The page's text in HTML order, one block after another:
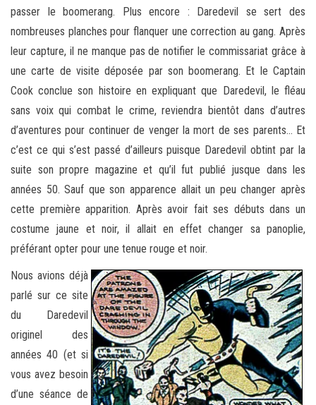
passer le boomerang. Plus encore : Daredevil se sert des
nombreuses planches pour flanquer une correction au gang. Après
leur capture, il ne manque pas de notifier le commissariat grâce à
une carte de visite déposée par son boomerang. Et le Captain
Cook conclue son histoire en expliquant que Daredevil, le fléau
sans voix qui combat le crime, reviendra bientôt dans d’autres
d’aventures pour continuer de venger la mort de ses parents… Et
c’est ce qui s’est passé d’ailleurs puisque Daredevil obtint par la
suite son propre magazine et qu’il fut publié jusque dans les
années 50. Sauf que son apparence allait un peu changer après
cette première apparition. Après avoir fait ses débuts dans un
costume jaune et noir, il allait en effet changer sa panoplie,
préférant opter pour une tenue rouge et noir.
Nous avions déjà
parlé sur ce site
du Daredevil
originel des
années 40 (et si
vous avez besoin
d’une séance de